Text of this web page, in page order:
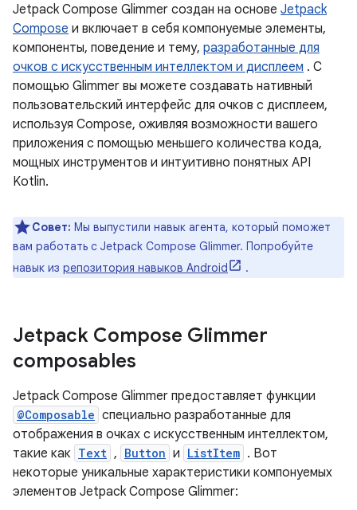
Jetpack Compose Glimmer создан на основе Jetpack
Compose и включает в себя компонуемые элементы,
компоненты, поведение и тему, разработанные для
очков с искусственным интеллектом и дисплеем . С
помощью Glimmer вы можете создавать нативный
пользовательский интерфейс для очков с дисплеем,
используя Compose, оживляя возможности вашего
приложения с помощью меньшего количества кода,
мощных инструментов и интуитивно понятных API
Kotlin.
Совет: Мы выпустили навык агента, который поможет
вам работать с Jetpack Compose Glimmer. Попробуйте
навык из репозитория навыков Android .
Jetpack Compose Glimmer
composables
Jetpack Compose Glimmer предоставляет функции
@Composable специально разработанные для
отображения в очках с искусственным интеллектом,
такие как Text , Button и ListItem . Вот
некоторые уникальные характеристики компонуемых
элементов Jetpack Compose Glimmer: